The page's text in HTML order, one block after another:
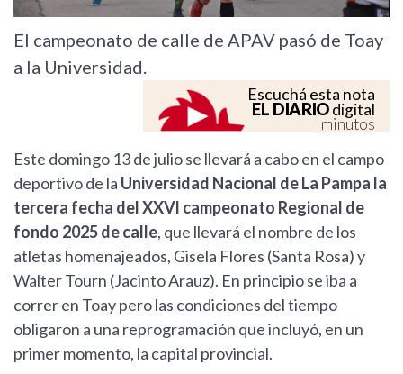
El campeonato de calle de APAV pasó de Toay
a la Universidad.
Escuchá esta nota
EL DIARIOdigital
minutos
Este domingo 13 de julio se llevará a cabo en el campo
deportivo de la Universidad Nacional de La Pampa la
tercera fecha del XXVl campeonato Regional de
fondo 2025 de calle, que llevará el nombre de los
atletas homenajeados, Gisela Flores (Santa Rosa) y
Walter Tourn (Jacinto Arauz). En principio se iba a
correr en Toay pero las condiciones del tiempo
obligaron a una reprogramación que incluyó, en un
primer momento, la capital provincial.